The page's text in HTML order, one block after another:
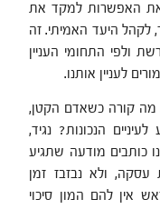
את האפשרות למקד את
לקהל היעד האמיתי. זה
ולפי התחומי העניין
לעניין אותנו.
מה קורה כשאדם הקטן,
הנכונות? נגיד,
כותבים מודעה שתגיע
עסקה, ולא נבזבז זמן
אין להם המון סיכוי